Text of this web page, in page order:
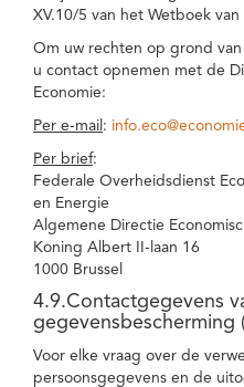
XV.10/5 van het Wetboek
Om uw rechten op grond
u contact opnemen met de
Economie:
Per e-mail :
Per brief:
Federale Overheidsdienst
en Energie
Algemene Directie
Koning Albert II-laan 16
1000 Brussel
4.9.Contactgegevens
gegevensbescherming
Voor elke vraag over de
persoonsgegevens en de